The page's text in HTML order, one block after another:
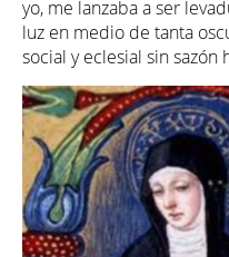
yo, me lanzaba a ser
luz en medio de tanta
social y eclesial sin sazón